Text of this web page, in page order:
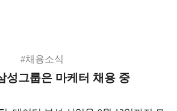
#채용소식
성그룹은 마케터 채용 중